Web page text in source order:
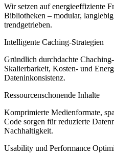
Wir setzen auf energieeffiziente
Bibliotheken – modular,
trendgetrieben.
Intelligente Caching-Strategien
Gründlich durchdachte
Skalierbarkeit, Kosten- und
Dateninkonsistenz.
Ressourcenschonende Inhalte
Komprimierte Medienformate,
Code sorgen für reduzierte
Nachhaltigkeit.
Usability und Performance